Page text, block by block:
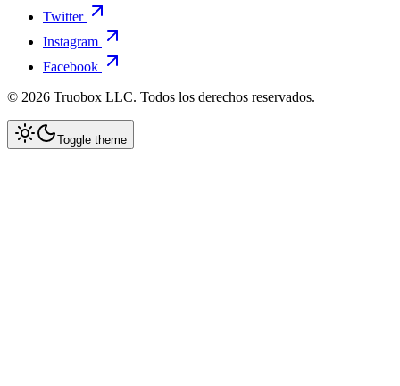
Twitter
Instagram
Facebook
© 2026 Truobox LLC. Todos los derechos reservados.
Toggle theme